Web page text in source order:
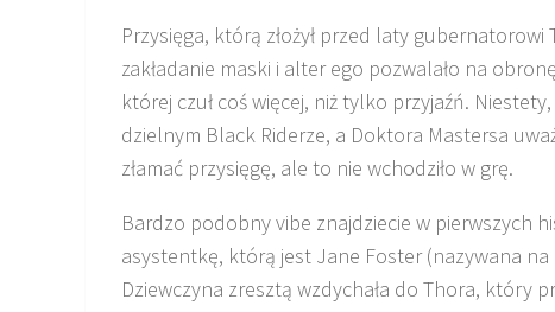
Przysięga, którą złożył przed laty
zakładanie maski i alter ego pozwalało na
której czuł coś więcej, niż tylko przyjaźń.
dzielnym Black Riderze, a Doktora Mastersa
złamać przysięgę, ale to nie wchodziło w grę.
Bardzo podobny vibe znajdziecie w pierwszych
asystentkę, którą jest Jane Foster (nazywana
Dziewczyna zresztą wzdychała do Thora, który